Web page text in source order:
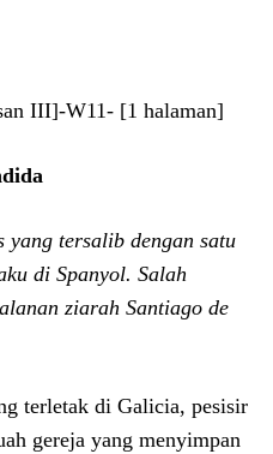
III]-W11- [1 halaman]
yang tersalib dengan satu
di Spanyol. Salah
ziarah Santiago de
terletak di Galicia, pesisir
gereja yang menyimpan